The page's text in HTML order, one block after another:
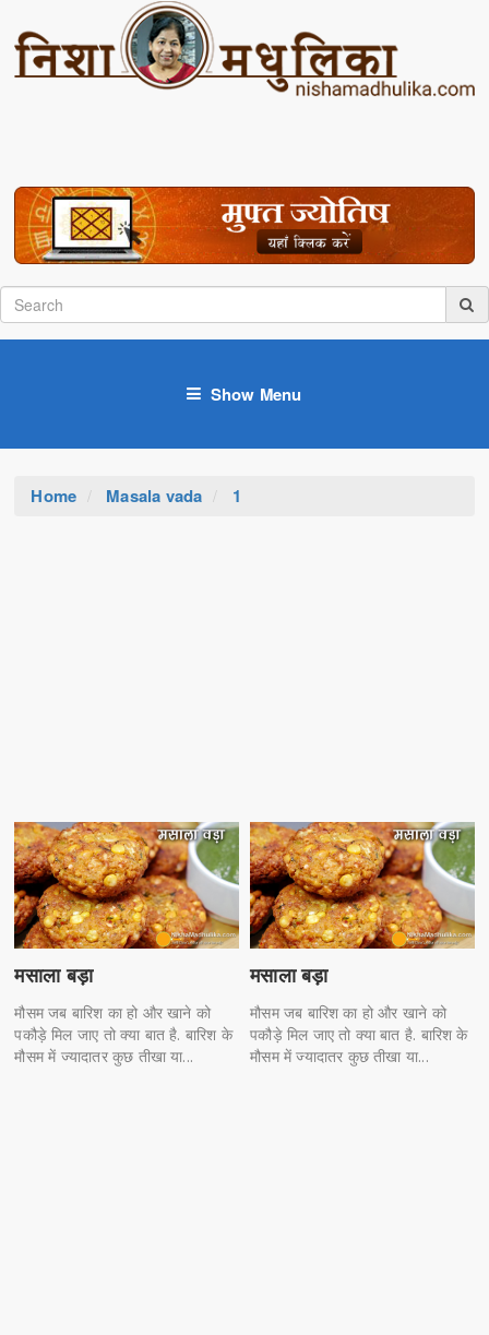
Show Menu
Home Masala vada 1
मसाला बड़ा
मौसम जब बारिश का हो और खाने को
पकौड़े मिल जाए तो क्या बात है. बारिश के
मौसम में ज्यादातर कुछ तीखा या...
मसाला बड़ा
मौसम जब बारिश का हो और खाने को
पकौड़े मिल जाए तो क्या बात है. बारिश के
मौसम में ज्यादातर कुछ तीखा या...